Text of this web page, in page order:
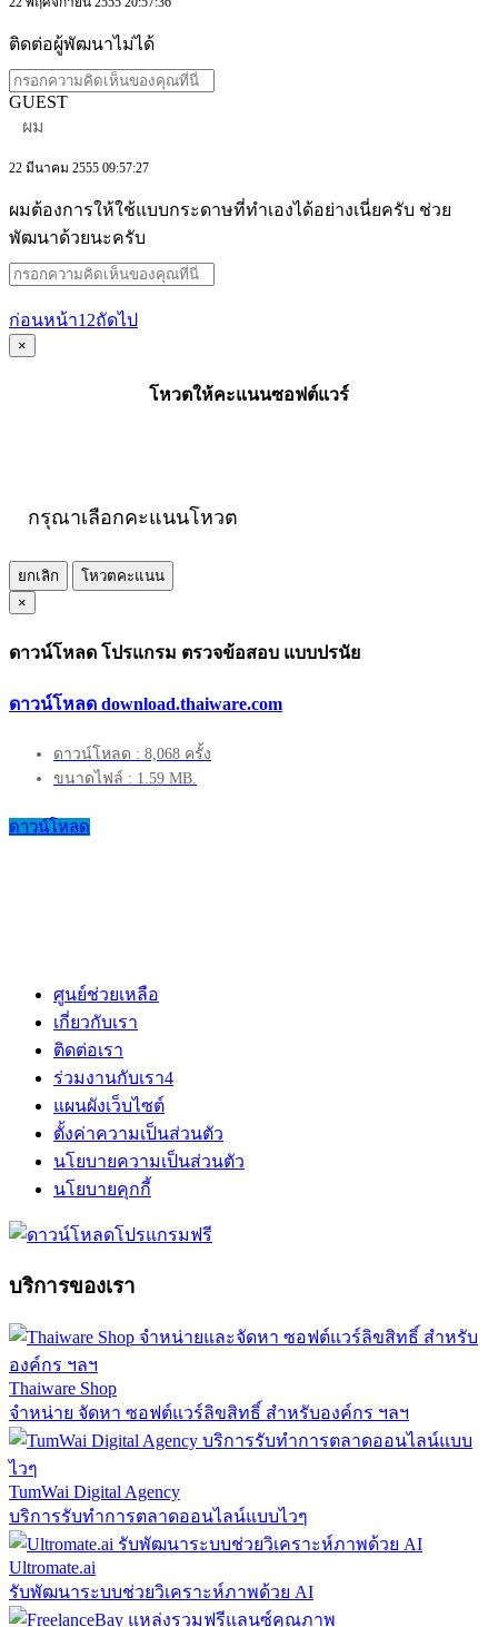
ติดต่อผู้พัฒนาไม่ได้
GUEST
ผม
22 มีนาคม 2555 09:57:27
ผมต้องการให้ใช้แบบกระดาษที่ทำเองได้อย่างเนี่ยครับ ช่วย
พัฒนาด้วยนะครับ
ก่อนหน้า1 2ถัดไป
×
โหวตให้คะแนนซอฟต์แวร์
กรุณาเลือกคะแนนโหวต
ยกเลิก
โหวตคะแนน
×
ดาวน์โหลด โปรแกรม ตรวจข้อสอบ แบบปรนัย
ดาวน์โหลด download.thaiware.com
ดาวน์โหลด : 8,068 ครั้ง
ขนาดไฟล์ : 1.59 MB.
ดาวน์โหลด
ศูนย์ช่วยเหลือ
เกี่ยวกับเรา
ติดต่อเรา
ร่วมงานกับเรา4
แผนผังเว็บไซต์
ตั้งค่าความเป็นส่วนตัว
นโยบายความเป็นส่วนตัว
นโยบายคุกกี้
บริการของเรา
Thaiware Shop
จำหน่าย จัดหา ซอฟต์แวร์ลิขสิทธิ์ สำหรับองค์กร ฯลฯ
TumWai Digital Agency
บริการรับทำการตลาดออนไลน์แบบไวๆ
Ultromate.ai
รับพัฒนาระบบช่วยวิเคราะห์ภาพด้วย AI